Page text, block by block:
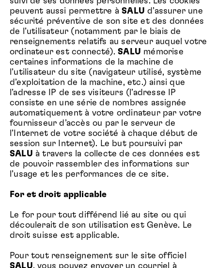
peuvent aussi permettre àSALU d’assurer une
sécurité préventive de son site et des données
de l’utilisateur (notamment par le biais de
renseignements relatifs au serveur auquel votre
ordinateur est connecté).SALU mémorise
certaines informations de la machine de
l’utilisateur du site (navigateur utilisé, système
d’exploitation de la machine, etc.) ainsi que
l’adresse IP de ses visiteurs (l’adresse IP
consiste en une série de nombres assignée
automatiquement à votre ordinateur par votre
fournisseur d’accès ou par le serveur de
l’Internet de votre société à chaque début de
session sur Internet). Le but poursuivi par
SALU à travers la collecte de ces données est
de pouvoir rassembler des informations sur
l’usage et les performances de ce site.
For et droit applicable
Le for pour tout différend lié au site ou qui
découlerait de son utilisation est Genève. Le
droit suisse est applicable.
Pour tout renseignement sur le site officiel
SALU, vous pouvez envoyer un courriel à